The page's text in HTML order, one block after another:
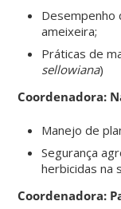
Desempenho
ameixeira;
Práticas de
sellowiana)
Coordenadora:
Manejo de
Segurança
herbicidas na
Coordenadora: